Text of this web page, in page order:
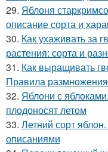
29. Яблоня
описание сорта и
30. Как ухаживать за
растения: сорта и
31. Как выращивать
Правила
32. Яблони с
плодоносят летом
33. Летний сорт
описаниями